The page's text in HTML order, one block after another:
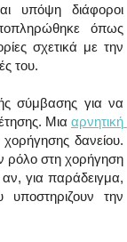
υπόψη διάφοροι
όπως
σχετικά με την
του.
σύμβασης για να
Μια αρνητική
δανείου.
ρόλο στη χορήγηση
για παράδειγμα,
υποστηριζουν την